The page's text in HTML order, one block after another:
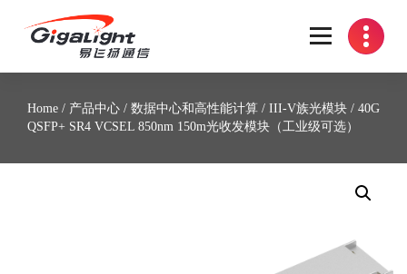
开放光网络器件的向导
Home / 产品中心 / 数据中心和高性能计算 / III-V族光模块 / 40G
QSFP+ SR4 VCSEL 850nm 150m光收发模块（工业级可选）